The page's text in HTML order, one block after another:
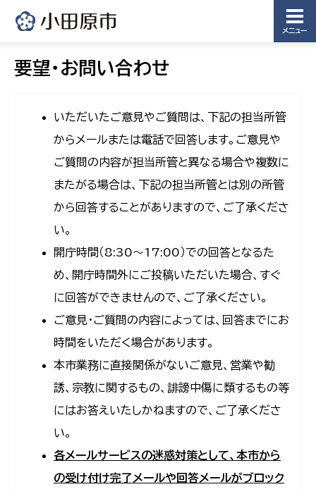
メニュー
要望・お問い合わせ
いただいたご意見やご質問は、下記の担当所管
からメールまたは電話で回答します。ご意見や
ご質問の内容が担当所管と異なる場合や複数に
またがる場合は、下記の担当所管とは別の所管
から回答することがありますので、ご了承くださ
い。
開庁時間（8:30〜17:00）での回答となるた
め、開庁時間外にご投稿いただいた場合、すぐ
に回答ができませんので、ご了承ください。
ご意見・ご質問の内容によっては、回答までにお
時間をいただく場合があります。
本市業務に直接関係がないご意見、営業や勧
誘、宗教に関するもの、誹謗中傷に類するもの等
にはお答えいたしかねますので、ご了承くださ
い。
各メールサービスの迷惑対策として、本市から
の受け付け完了メールや回答メールがブロック